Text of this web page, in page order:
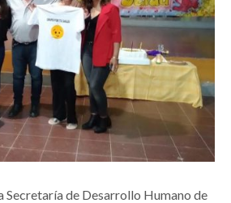
Secretaría de Desarrollo Humano de